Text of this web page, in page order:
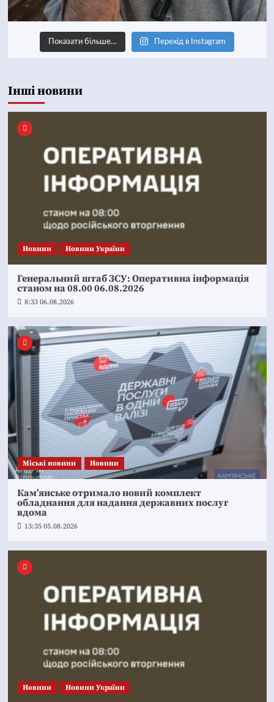
Показати більше… Перехід в Instagram
Інші новини
Новини Новини України
Генеральний штаб ЗСУ: Оперативна інформація
станом на 08.00 06.08.2026
8:33 06.08.2026
Mіські новини Новини
Кам’янське отримало новий комплект
обладнання для надання державних послуг
вдома
13:35 05.08.2026
Новини Новини України